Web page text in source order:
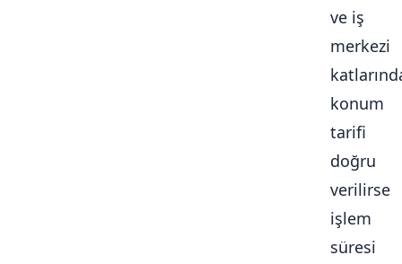
ve iş
merkezi
konum
tarifi
doğru
verilirse
işlem
süresi